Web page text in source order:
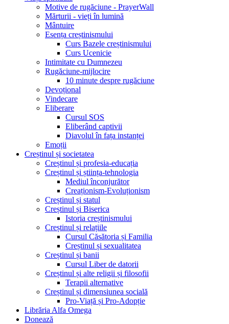
Motive de rugăciune - PrayerWall
Mărturii - vieți în lumină
Mântuire
Esența creștinismului
Curs Bazele creștinismului
Curs Ucenicie
Intimitate cu Dumnezeu
Rugăciune-mijlocire
10 minute despre rugăciune
Devoțional
Vindecare
Eliberare
Cursul SOS
Eliberând captivii
Diavolul în fața instanței
Emoții
Creștinul și societatea
Creștinul și profesia-educația
Creștinul și știința-tehnologia
Mediul înconjurător
Creaționism-Evoluționism
Creștinul și statul
Creștinul și Biserica
Istoria creștinismului
Creștinul și relațiile
Cursul Căsătoria și Familia
Creștinul și sexualitatea
Creștinul și banii
Cursul Liber de datorii
Creștinul și alte religii și filosofii
Terapii alternative
Creștinul și dimensiunea socială
Pro-Viață și Pro-Adopție
Librăria Alfa Omega
Donează